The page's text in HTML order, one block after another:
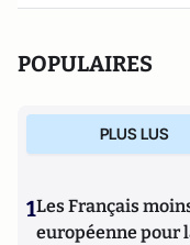
POPULAIRES
PLUS LUS
1Les Français
européenne pour